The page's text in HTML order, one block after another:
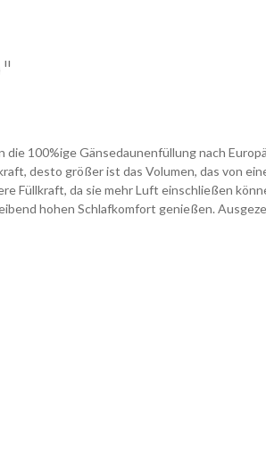
100%ige Gänsedaunenfüllung nach
desto größer ist das Volumen, das von
Füllkraft, da sie mehr Luft einschließen
hohen Schlafkomfort genießen.